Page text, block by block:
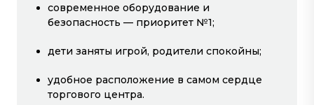
современное оборудование и
безопасность — приоритет №1;
дети заняты игрой, родители спокойны;
удобное расположение в самом сердце
торгового центра.